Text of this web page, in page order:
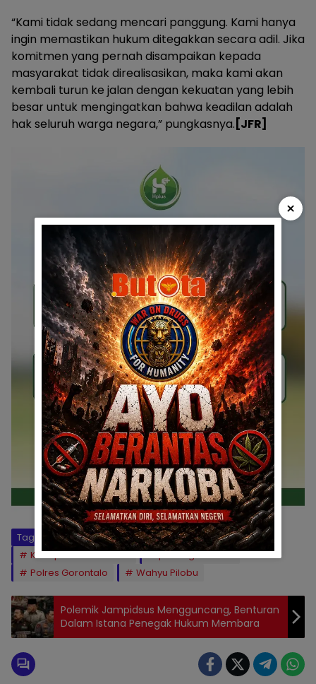
“Kami tidak sedang mencari panggung. Kami hanya
ingin memastikan hukum ditegakkan secara adil. Jika
komitmen yang pernah disampaikan kepada
masyarakat tidak direalisasikan, maka kami akan
kembali turun ke jalan dengan kekuatan yang lebih
besar untuk mengingatkan bahwa keadilan adalah
hak seluruh warga negara,” pungkasnya. [JFR]
Tag: APKPD
BERITA GORONTALO HARI INI
Kabupaten Gorontalo
polda gorontalo
Polres Gorontalo
Wahyu Pilobu
Polemik Jampidsus Mengguncang, Benturan
Dalam Istana Penegak Hukum Membara
×